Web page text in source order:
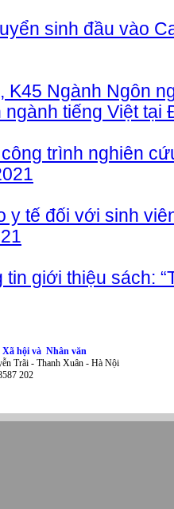
sinh đầu vào
K45 Ngành Ngôn
tiếng Việt tại
trình nghiên
y tế đối với sinh
tin giới thiệu sách:
Xã hội và Nhân văn
Trãi - Thanh Xuân - Hà Nội
202